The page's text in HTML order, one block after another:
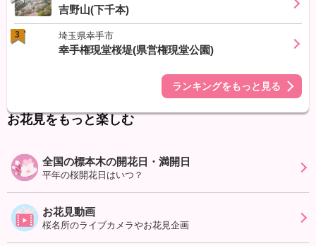
吉野山(下千本)
3 埼玉県幸手市
幸手権現堂桜堤(県営権現堂公園)
ランキングをもっと見る
お花見をもっと楽しむ
全国の標本木の開花日・満開日
平年の桜開花日はいつ？
お花見動画
桜名所のライブカメラやお花見企画